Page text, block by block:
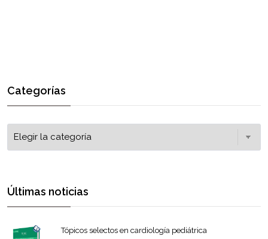
Categorías
Últimas noticias
Tópicos selectos en cardiología pediátrica